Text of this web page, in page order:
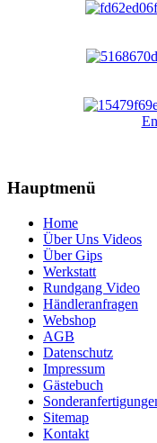
Hauptmenü
Home
Über Uns Videos
Über Gips
Werkstatt
Rundgang Video
Händleranfragen
Webshop
AGB
Datenschutz
Impressum
Gästebuch
Sitemap
Kontakt